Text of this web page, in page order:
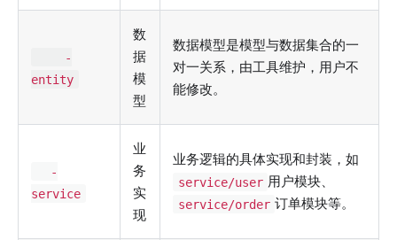
-
entity
数
据
模
型
数据模型是模型与数据集合的一
对一关系，由工具维护，用户不
能修改。
-
service
业
务
实
现
业务逻辑的具体实现和封装，如
service/user 用户模块、
service/order 订单模块等。